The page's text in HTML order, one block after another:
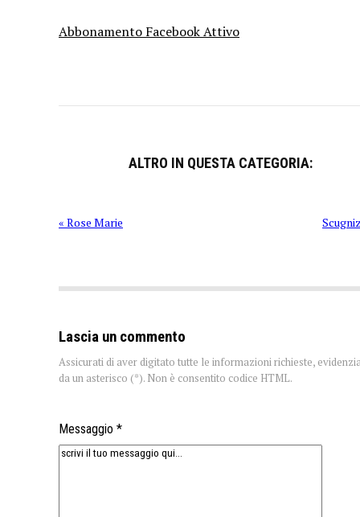
Abbonamento Facebook Attivo
ALTRO IN QUESTA CATEGORIA:
« Rose Marie
Lascia un commento
Assicurati di aver digitato tutte le informazioni richieste,
da un asterisco (*). Non è consentito codice HTML.
Messaggio *